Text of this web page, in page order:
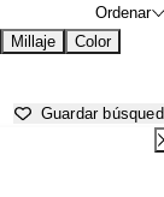
Ordenar
Millaje Color
Guardar